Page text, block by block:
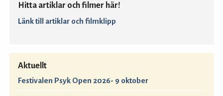
Hitta artiklar och filmer här!
Länk till artiklar och filmklipp
Aktuellt
Festivalen Psyk Open 2026- 9 oktober